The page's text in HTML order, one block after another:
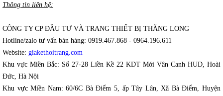
Thông tin liên hệ:
CÔNG TY CP ĐẦU TƯ VÀ TRANG THIẾT BỊ THĂNG LONG
Hotline/zalo tư vấn bán hàng: 0919.467.868 - 0964.196.611
Website: giakethoitrang.com
Khu vực Miền Bắc: Số 27-28 Liền Kề 22 KDT Mới Vân Canh HUD, Hoài
Đức, Hà Nội
Khu vực Miền Nam: 60/6C Bà Điểm 5, ấp Tây Lân, Xã Bà Điểm, Huyện